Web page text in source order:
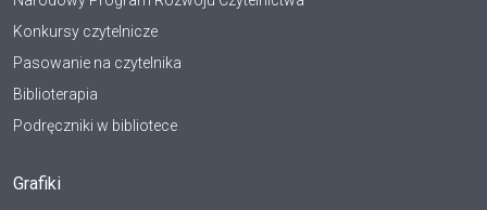
Konkursy czytelnicze
Pasowanie na czytelnika
Biblioterapia
Podręczniki w bibliotece
Grafiki